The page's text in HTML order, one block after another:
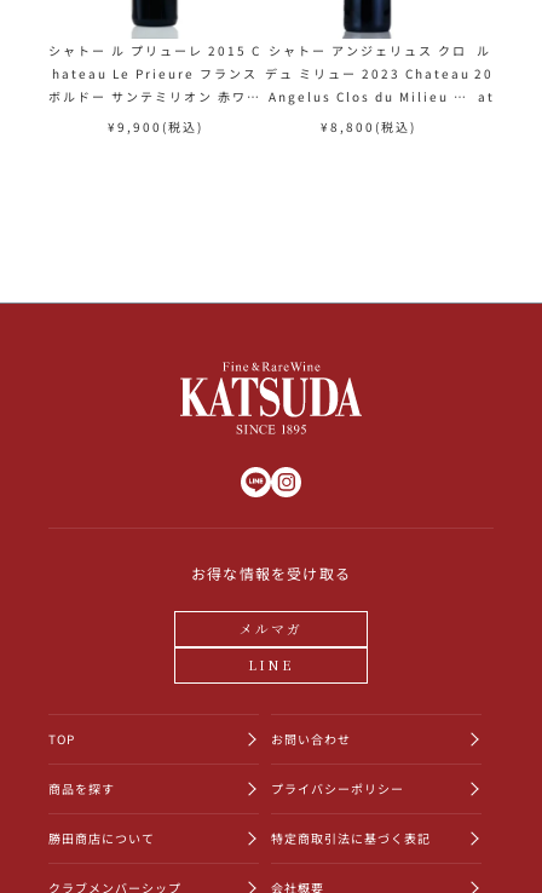
シャトー ル プリューレ 2015 C
hateau Le Prieure フランス
ボルドー サンテミリオン 赤ワイ
ン
¥ 9,900 (税込)
シャトー アンジェリュス クロ
デュ ミリュー 2023 Chateau
Angelus Clos du Milieu フ
ランス ボルドー 赤ワイン
¥ 8,800 (税込)
ル カリ
20 シャ
ateau
お得な情報を受け取る
メルマガ
LINE
TOP
商品を探す
勝田商店について
クラブメンバーシップ
お問い合わせ
プライバシーポリシー
特定商取引法に基づく表記
会社概要